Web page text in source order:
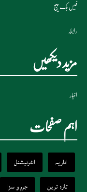
فیس بک پیج
رابطہ
مزید دیکھیں
اخبار
اہم صفحات
اداریہ انٹرنیشنل
تازہ ترین
جرم و سزا